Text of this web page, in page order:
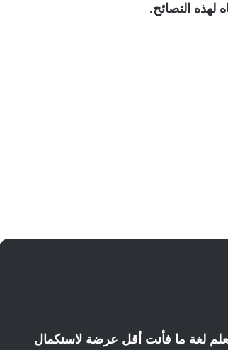
لهذه النصائح.
لغة ما فأنت أقل عرضة لاستكمال